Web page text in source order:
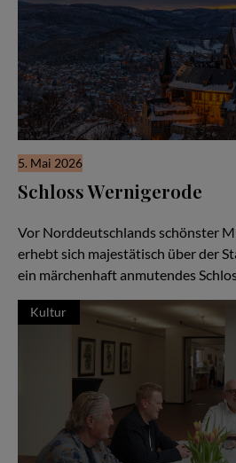
5. Mai 2026
Schloss Wernigerode
Vor Norddeutschlands schönster
erhebt sich majestätisch über der
ein märchenhaft anmutendes
Kultur